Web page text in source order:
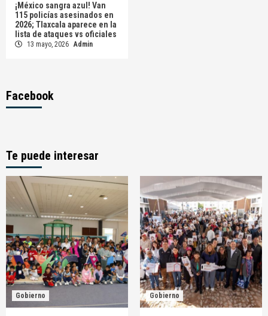
¡México sangra azul! Van
115 policías asesinados en
2026; Tlaxcala aparece en la
lista de ataques vs oficiales
13 mayo, 2026 Admin
Facebook
Te puede interesar
Gobierno Gobierno